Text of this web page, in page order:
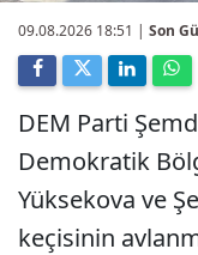
09.08.2026 18:51 | Son
DEM Parti
Demokratik
Yüksekova ve
keçisinin